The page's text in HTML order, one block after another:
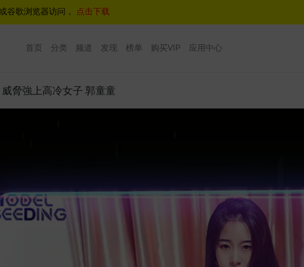
谷歌浏览器访问， 点击下载
首页 分类 频道 发现 榜单 购买VIP 应用中心
脅強上高冷女子 郭童童